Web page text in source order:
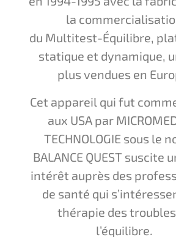
la
du Multitest-Équilibre,
statique et dynamique,
plus vendues en
Cet appareil qui fut
aux USA par
TECHNOLOGIE sous le
BALANCE QUEST suscite
intérêt auprès des
de santé qui
thérapie des
l’équilibre.